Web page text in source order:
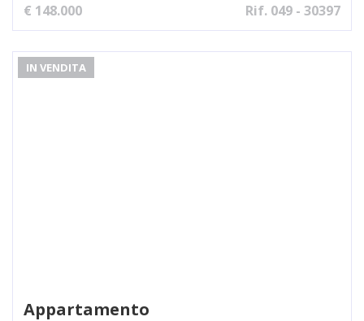
€ 148.000 Rif. 049 - 30397
IN VENDITA
Appartamento